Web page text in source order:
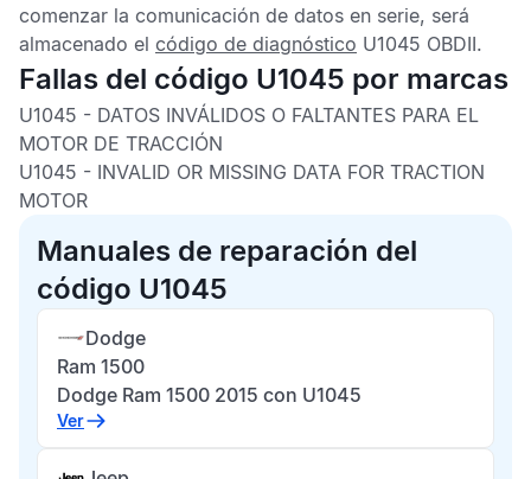
comenzar la comunicación de datos en serie, será
almacenado el código de diagnóstico U1045 OBDII.
Fallas del código U1045 por marcas
U1045 - DATOS INVÁLIDOS O FALTANTES PARA EL
MOTOR DE TRACCIÓN
U1045 - INVALID OR MISSING DATA FOR TRACTION
MOTOR
Manuales de reparación del
código U1045
Dodge
Ram 1500
Dodge Ram 1500 2015 con U1045
Ver